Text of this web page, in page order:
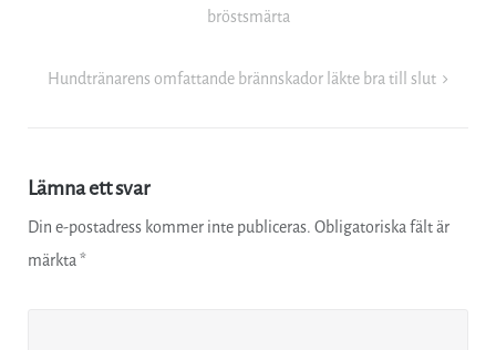
bröstsmärta
Hundtränarens omfattande brännskador läkte bra till slut
Lämna ett svar
Din e-postadress kommer inte publiceras. Obligatoriska fält är
märkta*